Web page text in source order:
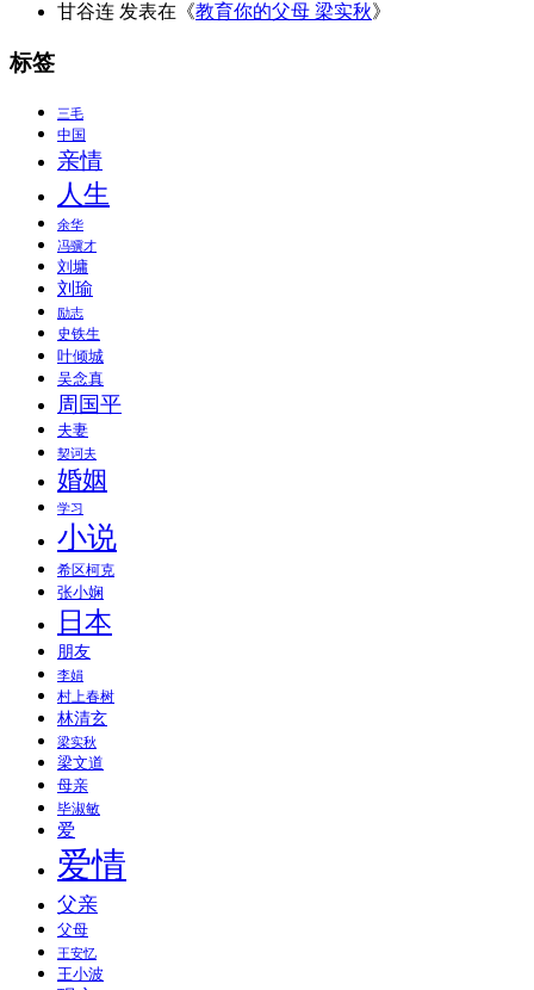
甘谷连 发表在《教育你的父母 梁实秋》
标签
三毛
中国
亲情
人生
余华
冯骥才
刘墉
刘瑜
励志
史铁生
叶倾城
吴念真
周国平
夫妻
契诃夫
婚姻
学习
小说
希区柯克
张小娴
日本
朋友
李娟
村上春树
林清玄
梁实秋
梁文道
母亲
毕淑敏
爱
爱情
父亲
父母
王安忆
王小波